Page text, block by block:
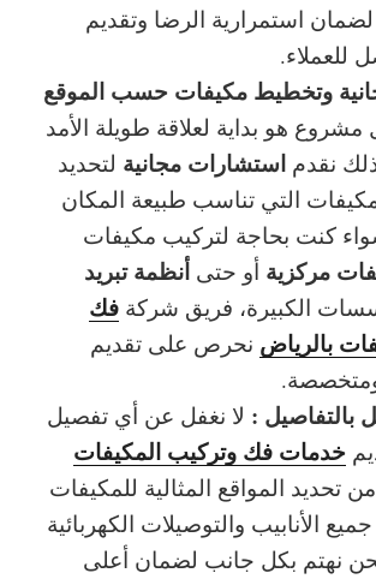
لضمان استمرارية الرضا وتقديم
للعملاء.
وتخطيط مكيفات حسب الموقع
مشروع هو بداية لعلاقة طويلة الأمد
نقدم استشارات مجانية لتحديد
التي تناسب طبيعة المكان
كنت بحاجة لتركيب مكيفات
مركزية أو حتى أنظمة تبريد
الكبيرة، فريق شركة فك
بالرياض نحرص على تقديم
بالتفاصيل : لا نغفل عن أي تفصيل
خدمات فك وتركيب المكيفات
تحديد المواقع المثالية للمكيفات
الأنابيب والتوصيلات الكهربائية
نهتم بكل جانب لضمان أعلى